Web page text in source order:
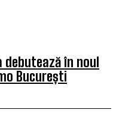
debutează în noul
București